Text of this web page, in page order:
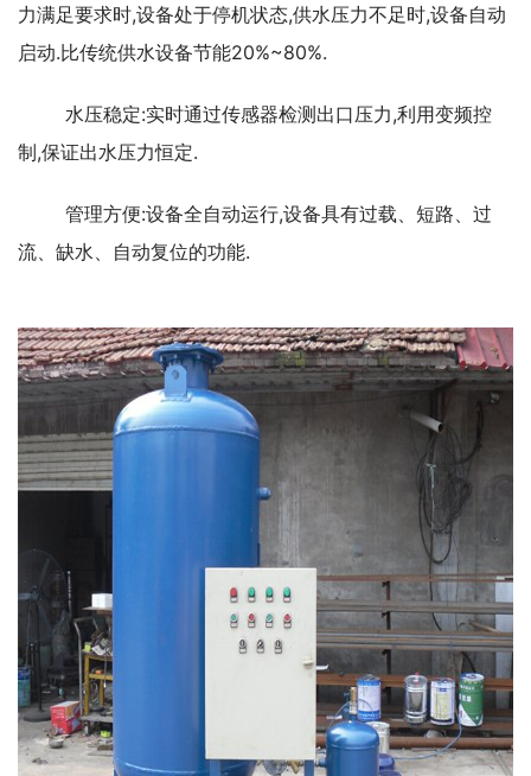
力满足要求时,设备处于停机状态,供水压力不足时,设备自动
启动.比传统供水设备节能20%~80%.
制,保证出水压力恒定.
管理方便:设备全自动运行,设备具有过载、短路、过
流、缺水、自动复位的功能.